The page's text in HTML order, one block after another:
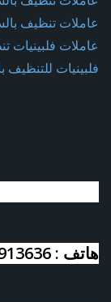
عاملات تنظيف
عاملات فلبينيات
فلبينيات
هاتف : 0569913636